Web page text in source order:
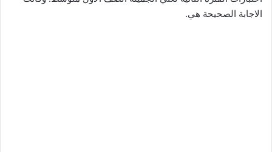
الاجابة الصحيحة هي.